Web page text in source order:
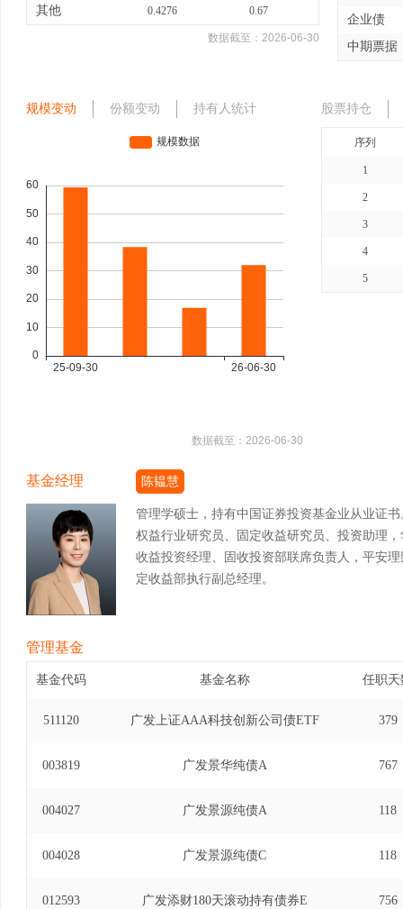
其他 0.4276 0.67
数据截至： 2026-06-30
企业债
中期票据
规模变动 份额变动 持有人统计
数据截至： 2026-06-30
股票持仓
序列
1
2
3
4
5
基金经理 陈韫慧
管理学硕士，持有中国证券投资基金业从业证
权益行业研究员、固定收益研究员、投资助理
收益投资经理、固收投资部联席负责人，平安
定收益部执行副总经理。
管理基金
基金代码 基金名称 任职天
511120 广发上证AAA科技创新公司债ETF 379
003819 广发景华纯债A 767
004027 广发景源纯债A 118
004028 广发景源纯债C 118
012593 广发添财180天滚动持有债券E 756